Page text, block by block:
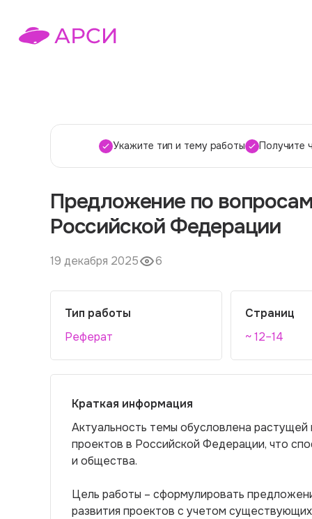
Укажите тип и тему работы Получите
Предложение по
Российской Федерации
19 декабря 2025 6
Тип работы
Реферат
Страниц
~ 12–14
Краткая информация
Актуальность темы обусловлена
проектов в Российской Федерации, что
и общества.
Цель работы – сформулировать
развития проектов с учетом